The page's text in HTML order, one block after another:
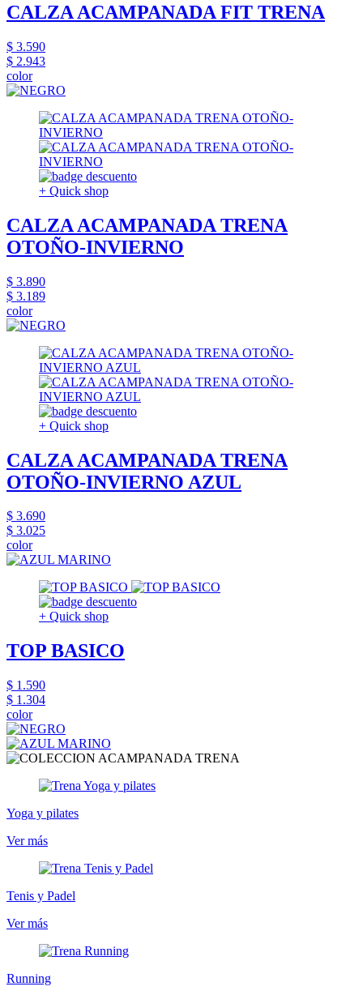
CALZA ACAMPANADA FIT TRENA
$ 3.590
$ 2.943
color
+ Quick shop
CALZA ACAMPANADA TRENA
OTOÑO-INVIERNO
$ 3.890
$ 3.189
color
+ Quick shop
CALZA ACAMPANADA TRENA
OTOÑO-INVIERNO AZUL
$ 3.690
$ 3.025
color
+ Quick shop
TOP BASICO
$ 1.590
$ 1.304
color
Yoga y pilates
Ver más
Tenis y Padel
Ver más
Running